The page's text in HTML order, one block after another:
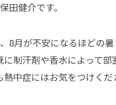
田健介です。
8月が不安になるほどの
制汗剤や香水によって部
中症にはお気をつけくだ